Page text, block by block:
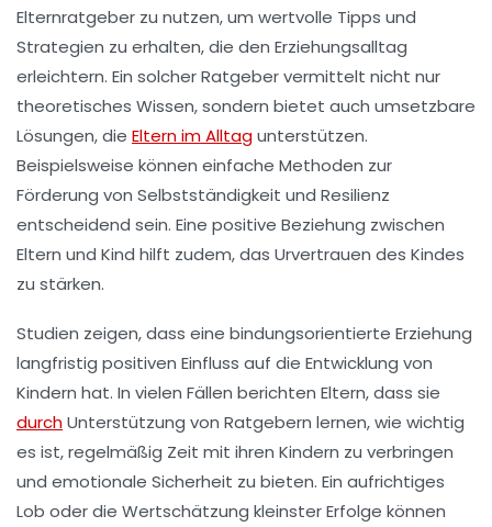
Elternratgeber zu nutzen, um wertvolle Tipps und
Strategien zu erhalten, die den Erziehungsalltag
erleichtern. Ein solcher Ratgeber vermittelt nicht nur
theoretisches Wissen, sondern bietet auch umsetzbare
Lösungen, die Eltern im Alltagunterstützen.
Beispielsweise können einfache Methoden zur
Förderung von Selbstständigkeit und Resilienz
entscheidend sein. Eine positive Beziehung zwischen
Eltern und Kind hilft zudem, das Urvertrauen des Kindes
zu stärken.
Studien zeigen, dass eine bindungsorientierte Erziehung
langfristig positiven Einfluss auf die Entwicklung von
Kindern hat. In vielen Fällen berichten Eltern, dass sie
durchUnterstützung von Ratgebern lernen, wie wichtig
es ist, regelmäßig Zeit mit ihren Kindern zu verbringen
und emotionale Sicherheit zu bieten. Ein aufrichtiges
Lob oder die Wertschätzung kleinster Erfolge können